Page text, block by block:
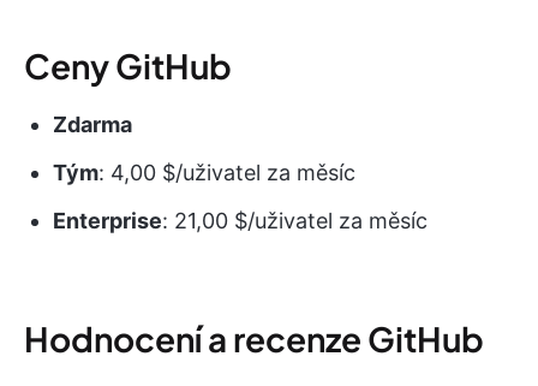
Ceny GitHub
Zdarma
Tým: 4,00 $/uživatel za měsíc
Enterprise: 21,00 $/uživatel za měsíc
Hodnocení a recenze GitHub